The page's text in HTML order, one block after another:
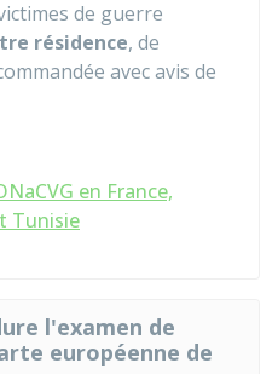
de guerre
résidence, de
avec avis de
en France,
Tunisie
l'examen de
européenne de